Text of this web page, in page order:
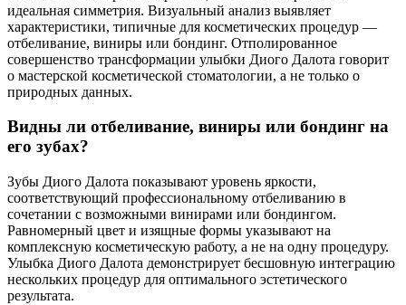
идеальная симметрия. Визуальный анализ выявляет
характеристики, типичные для косметических процедур —
отбеливание, виниры или бондинг. Отполированное
совершенство трансформации улыбки Диого Далота говорит
о мастерской косметической стоматологии, а не только о
природных данных.
Видны ли отбеливание, виниры или бондинг на
его зубах?
Зубы Диого Далота показывают уровень яркости,
соответствующий профессиональному отбеливанию в
сочетании с возможными винирами или бондингом.
Равномерный цвет и изящные формы указывают на
комплексную косметическую работу, а не на одну процедуру.
Улыбка Диого Далота демонстрирует бесшовную интеграцию
нескольких процедур для оптимального эстетического
результата.